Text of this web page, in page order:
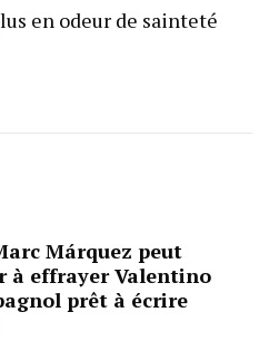
en odeur de sainteté
Márquez peut
à effrayer Valentino
prêt à écrire